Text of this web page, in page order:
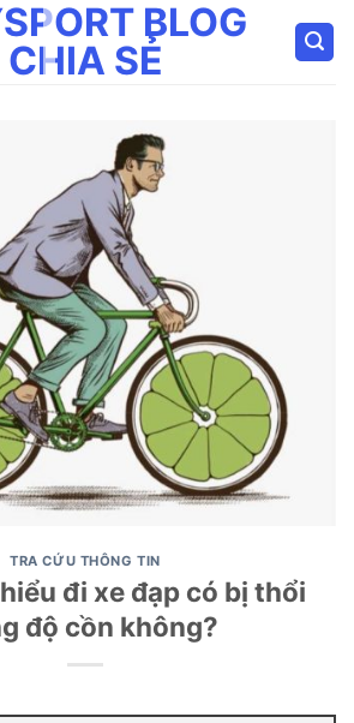
BLOG
CHIA SẺ
TRA CỨU THÔNG TIN
đi xe đạp có bị thổi
độ cồn không?